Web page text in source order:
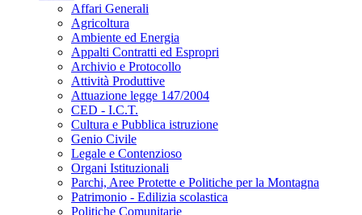
Affari Generali
Agricoltura
Ambiente ed Energia
Appalti Contratti ed Espropri
Archivio e Protocollo
Attività Produttive
Attuazione legge 147/2004
CED - I.C.T.
Cultura e Pubblica istruzione
Genio Civile
Legale e Contenzioso
Organi Istituzionali
Parchi, Aree Protette e Politiche per la Montagna
Patrimonio - Edilizia scolastica
Politiche Comunitarie